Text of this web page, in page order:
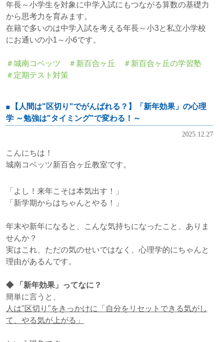
年長～小学生を対象に中学入試にもつながる算数の基礎力
から思考力を育みます。
在籍で多いのは中学入試を考える年長～小3と私立小学校
にお通いの小1～小6です。
＃城南コベッツ ＃新百合ヶ丘
＃新百合ヶ丘の学習塾
＃定期テスト対策
【人間は"区切り"でがんばれる？】「新年効果」の心理
学 ～勉強は"タイミング"で変わる！～
2025.12.27
こんにちは！
城南コベッツ新百合ヶ丘教室です。
「よし！来年こそは本気出す！」
「新学期からはちゃんとやる！」
年末や新年になると、こんな気持ちになったこと、ありま
せんか？
実はこれ、ただの気のせいではなく、心理学的にちゃんと
理由があるんです。
◆ 「新年効果」ってなに？
簡単に言うと、
人は"区切り"をきっかけに「自分をリセットできる気がし
て、やる気が上がる」